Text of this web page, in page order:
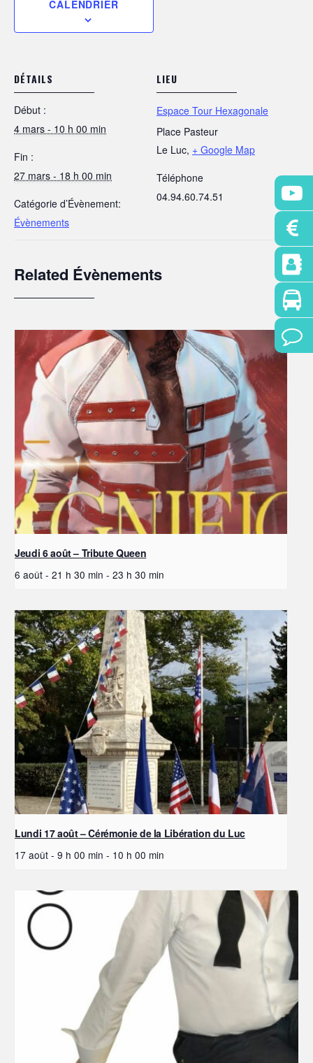
CALENDRIER
DÉTAILS
Début :
4 mars - 10 h 00 min
Fin :
27 mars - 18 h 00 min
Catégorie d’Évènement:
Évènements
LIEU
Espace Tour Hexagonale
Place Pasteur
Le Luc, + Google Map
Téléphone
04.94.60.74.51
Related Évènements
Jeudi 6 août – Tribute Queen
6 août - 21 h 30 min - 23 h 30 min
Lundi 17 août – Cérémonie de la Libération du Luc
17 août - 9 h 00 min - 10 h 00 min